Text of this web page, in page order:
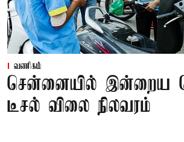
வணிகம்
சென்னையில் இன்றைய
டீசல் விலை நிலவரம்